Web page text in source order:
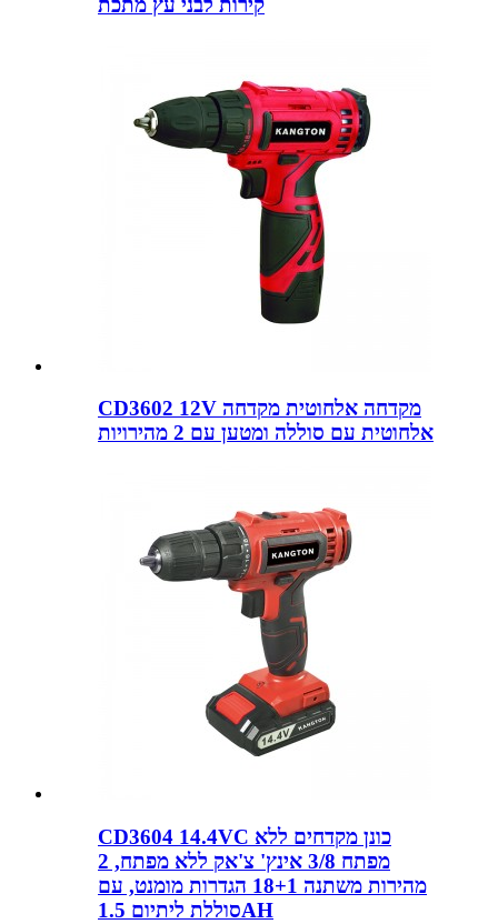
קירות לבני עץ מתכת
CD3602 12V מקדחה אלחוטית מקדחה
אלחוטית עם סוללה ומטען עם 2 מהירויות
CD3604 14.4VC כונן מקדחים ללא
מפתח 3/8 אינץ' צ'אק ללא מפתח, 2
מהירות משתנה 18+1 הגדרות מומנט, עם
סוללת ליתיום 1.5AH